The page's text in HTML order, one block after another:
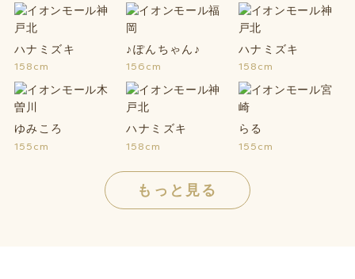
ハナミズキ
158cm
♪ぽんちゃん♪
156cm
ハナミズキ
158cm
ゆみころ
155cm
ハナミズキ
158cm
らる
155cm
もっと見る